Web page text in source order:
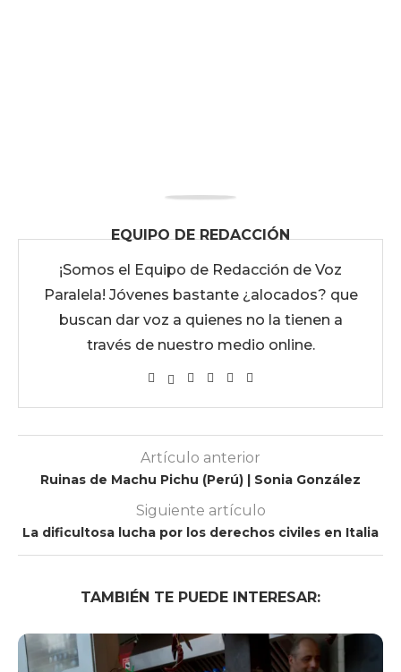
EQUIPO DE REDACCIÓN
¡Somos el Equipo de Redacción de Voz
Paralela! Jóvenes bastante ¿alocados? que
buscan dar voz a quienes no la tienen a
través de nuestro medio online.
Artículo anterior
Ruinas de Machu Pichu (Perú) | Sonia González
Siguiente artículo
La dificultosa lucha por los derechos civiles en Italia
TAMBIÉN TE PUEDE INTERESAR: